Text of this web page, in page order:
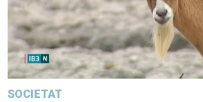
SOCIETAT